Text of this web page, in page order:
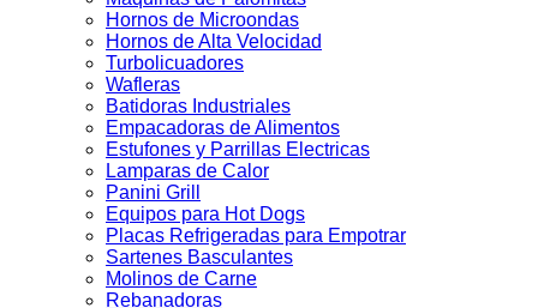
Hornos de Microondas
Hornos de Alta Velocidad
Turbolicuadores
Wafleras
Batidoras Industriales
Empacadoras de Alimentos
Estufones y Parrillas Electricas
Lamparas de Calor
Panini Grill
Equipos para Hot Dogs
Placas Refrigeradas para Empotrar
Sartenes Basculantes
Molinos de Carne
Rebanadoras